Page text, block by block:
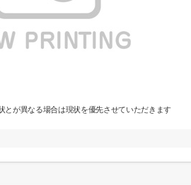
とが異なる場合は現状を優先させていただきます